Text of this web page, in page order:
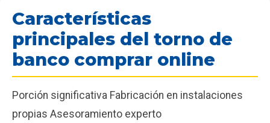
Características
principales del torno de
banco comprar online
Porción significativa Fabricación en instalaciones
propias Asesoramiento experto